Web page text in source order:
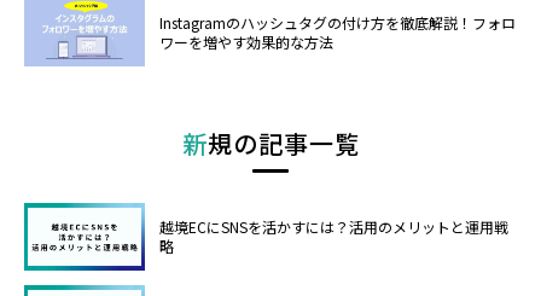
Instagramのハッシュタグの付け方を徹底解説！フォロ
ワーを増やす効果的な方法
新規の記事一覧
越境ECにSNSを活かすには？活用のメリットと運用戦
略